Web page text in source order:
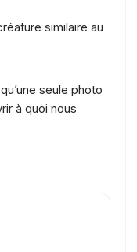
similaire au
seule photo
à quoi nous